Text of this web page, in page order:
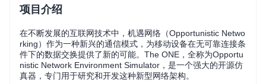
项目介绍
在不断发展的互联网技术中，机遇网络（Opportunistic Netwo
rking）作为一种新兴的通信模式，为移动设备在无可靠连接条
件下的数据交换提供了新的可能。The ONE，全称为Opportu
nistic Network Environment Simulator，是一个强大的开源仿
真器，专门用于研究和开发这种新型网络架构。